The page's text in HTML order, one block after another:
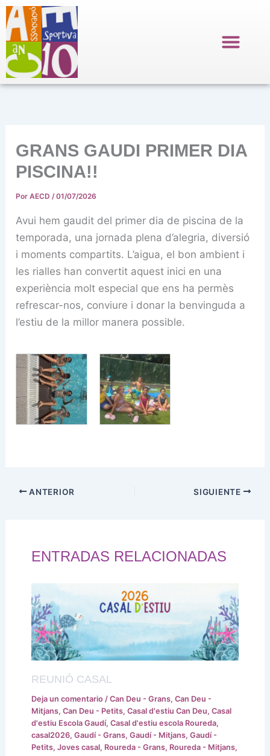
al
contenido
GRANS GAUDI PRIMER DIA
PISCINA!!
PorAECD/01/07/2026
Avui hem gaudit del primer dia de piscina de la
temporada, una jornada plena d’alegria, diversió
i moments compartits. L’aigua, el bon ambient i
les rialles han convertit aquest inici en una
experiència molt especial que ens ha permès
refrescar-nos, conviure i donar la benvinguda a
l’estiu de la millor manera possible.
ANTERIOR SIGUIENTE
ENTRADAS RELACIONADAS
REUNIÓ CASAL
Deja un comentario / Can Deu - Grans, Can Deu -
Mitjans, Can Deu - Petits, Casal d'estiu Can Deu, Casal
d'estiu Escola Gaudí, Casal d'estiu escola Roureda,
casal2026, Gaudí - Grans, Gaudí - Mitjans, Gaudí -
Petits, Joves casal, Roureda - Grans, Roureda - Mitjans,